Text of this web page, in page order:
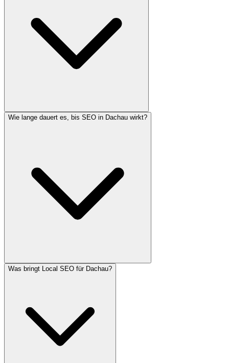
Wie lange dauert es, bis SEO in Dachau wirkt?
Was bringt Local SEO für Dachau?